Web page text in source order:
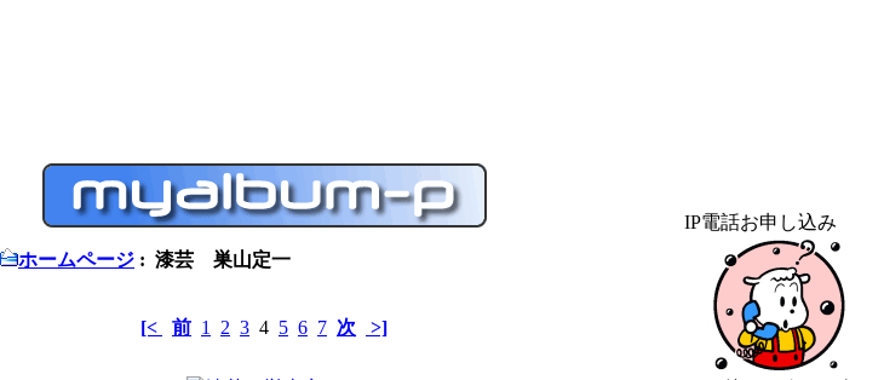
ホームページ : 漆芸 巣山定一
[< 前 1 2 3 4 5 6 7 次 >]
IP電話お申し込み